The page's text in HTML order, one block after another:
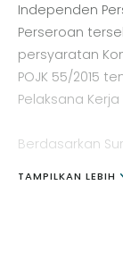
Independen
Perseroan
persyaratan
POJK 55/2015
Pelaksana
Berdasarkan
TAMPILKAN LEBIH